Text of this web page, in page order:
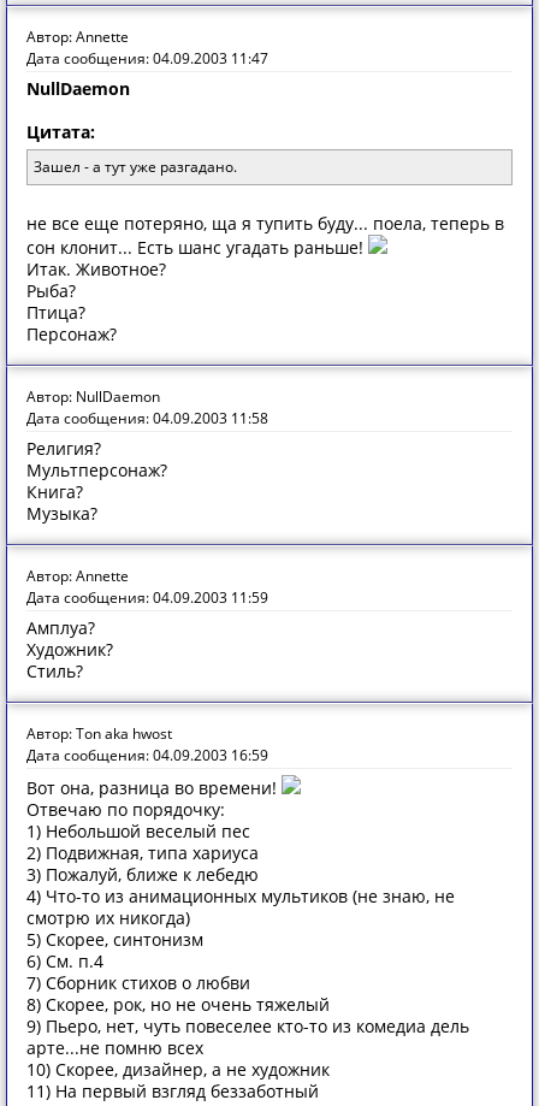
Автор: Annette
Дата сообщения: 04.09.2003 11:47
NullDaemon
Цитата:
Зашел - а тут уже разгадано.
не все еще потеряно, ща я тупить буду... поела, теперь в
сон клонит... Есть шанс угадать раньше!
Итак. Животное?
Рыба?
Птица?
Персонаж?
Автор: NullDaemon
Дата сообщения: 04.09.2003 11:58
Религия?
Мультперсонаж?
Книга?
Музыка?
Автор: Annette
Дата сообщения: 04.09.2003 11:59
Амплуа?
Художник?
Стиль?
Автор: Ton aka hwost
Дата сообщения: 04.09.2003 16:59
Вот она, разница во времени!
Отвечаю по порядочку:
1) Небольшой веселый пес
2) Подвижная, типа хариуса
3) Пожалуй, ближе к лебедю
4) Что-то из анимационных мультиков (не знаю, не
смотрю их никогда)
5) Скорее, синтонизм
6) См. п.4
7) Сборник стихов о любви
8) Скорее, рок, но не очень тяжелый
9) Пьеро, нет, чуть повеселее кто-то из комедиа дель
арте...не помню всех
10) Скорее, дизайнер, а не художник
11) На первый взгляд беззаботный